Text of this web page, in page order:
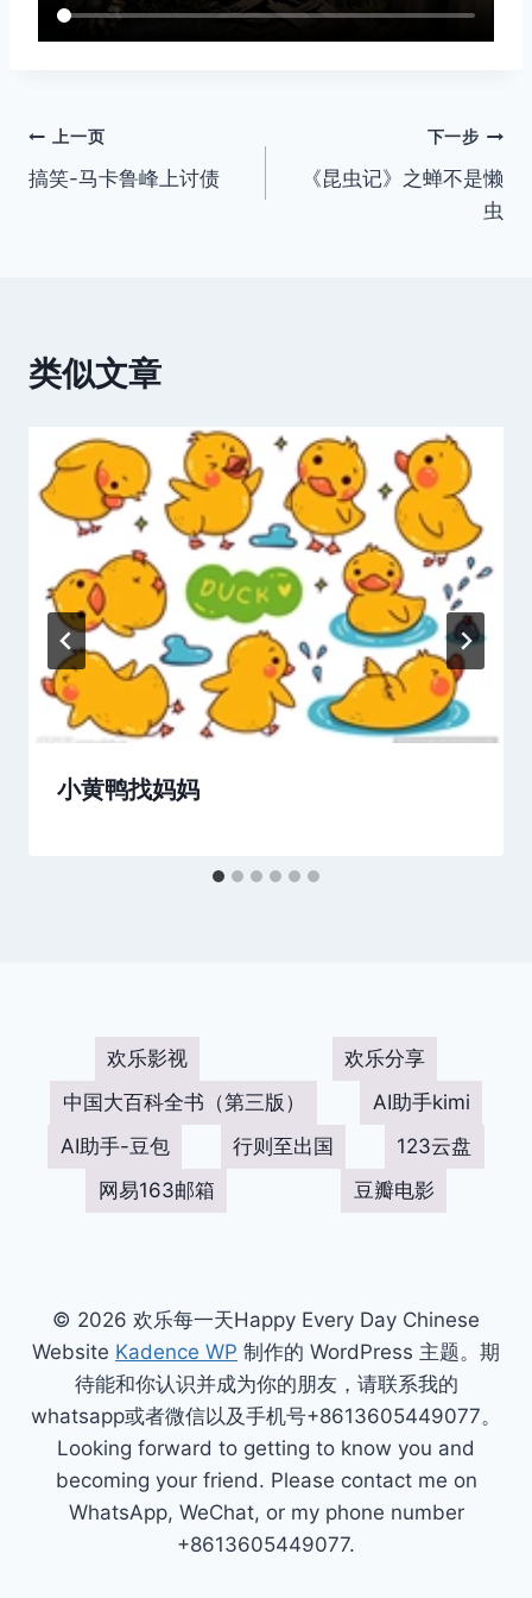
文
章
上一页
搞笑-马卡鲁峰上讨债
下一步
《昆虫记》之蝉不是懒
虫
类似文章
小黄鸭找妈妈
欢乐影视
欢乐分享
中国大百科全书（第三版）
AI助手kimi
AI助手-豆包
行则至出国
123云盘
网易163邮箱
豆瓣电影
© 2026 欢乐每一天Happy Every Day Chinese
Website Kadence WP 制作的 WordPress 主题。期
待能和你认识并成为你的朋友，请联系我的
whatsapp或者微信以及手机号+8613605449077。
Looking forward to getting to know you and
becoming your friend. Please contact me on
WhatsApp, WeChat, or my phone number
+8613605449077.